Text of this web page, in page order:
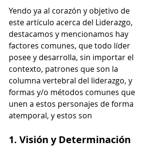
Yendo ya al corazón y objetivo de
este artículo acerca del Liderazgo,
destacamos y mencionamos hay
factores comunes, que todo líder
posee y desarrolla, sin importar el
contexto, patrones que son la
columna vertebral del liderazgo, y
formas y/o métodos comunes que
unen a estos personajes de forma
atemporal, y estos son
1. Visión y Determinación